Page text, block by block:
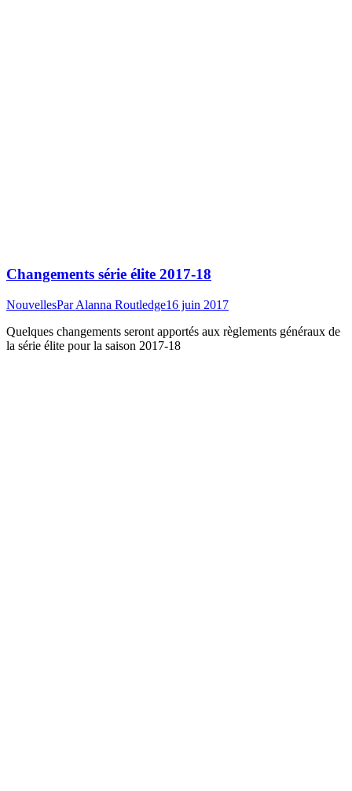
Changements série élite 2017-18
NouvellesParAlanna Routledge16 juin 2017
Quelques changements seront apportés aux règlements généraux de
la série élite pour la saison 2017-18